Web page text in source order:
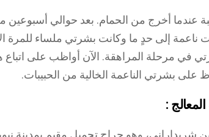
عندما أخرج من الحمام. بعد حوالي أسبوعين
ناعمة إلى حدٍ ما وكانت بشرتي ملساء للمرة
على بشرتي الناعمة الخالية من الحبيبات.
:
شريداراني، وهو جراح تجميل مقيم بمدينة